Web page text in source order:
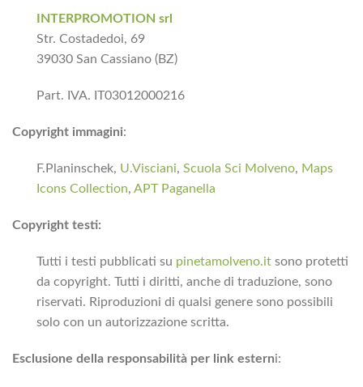
INTERPROMOTION srl
Str. Costadedoi, 69
39030 San Cassiano (BZ)
Part. IVA. IT03012000216
Copyright immagini:
F.Planinschek, U.Visciani, Scuola Sci Molveno, Maps
Icons Collection, APT Paganella
Copyright testi:
Tutti i testi pubblicati su pinetamolveno.it sono protetti
da copyright. Tutti i diritti, anche di traduzione, sono
riservati. Riproduzioni di qualsi genere sono possibili
solo con un autorizzazione scritta.
Esclusione della responsabilità per link esterni: